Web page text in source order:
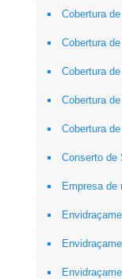
Cobertura
Cobertura
Cobertura
Cobertura
Cobertura
Conserto de
Empresa de